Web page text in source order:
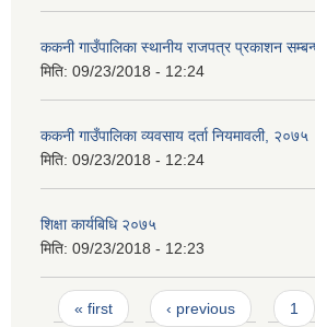
ककनी गाउँपालिका स्थानीय राजपत्र प्रकाशन
मिति: 09/23/2018 - 12:24
ककनी गाउँपालिका व्यवसाय दर्ता नियमावली, २०७५
मिति: 09/23/2018 - 12:24
शिक्षा कार्यबिधि २०७५
मिति: 09/23/2018 - 12:23
Pages
« first ‹ previous 1